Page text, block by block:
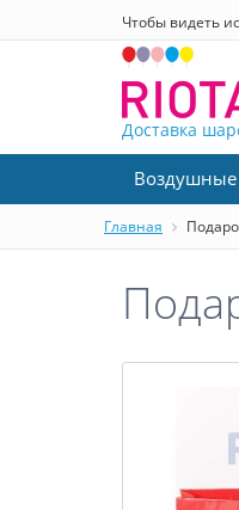
Чтобы видеть
Доставка
Главная